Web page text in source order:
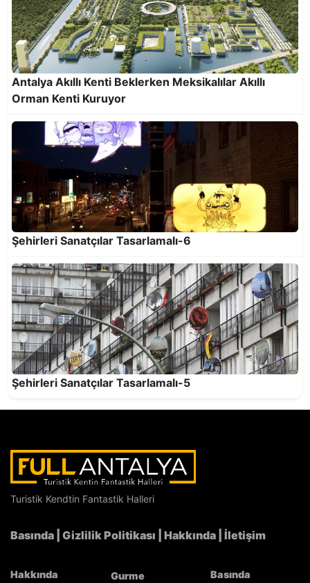
Şehirleri Sanatçılar Tasarlamalı-2
Şehirleri Sanatçılar Tasarlamalı-1
Antalya Akıllı Kenti Beklerken Meksikalılar Akıllı
Orman Kenti Kuruyor
Şehirleri Sanatçılar Tasarlamalı-6
Şehirleri Sanatçılar Tasarlamalı-5
Turistik Kendtin Fantastik Halleri
Basında Gizlilik Politikası Hakkında İletişim
Hakkında
Gurme
Basında